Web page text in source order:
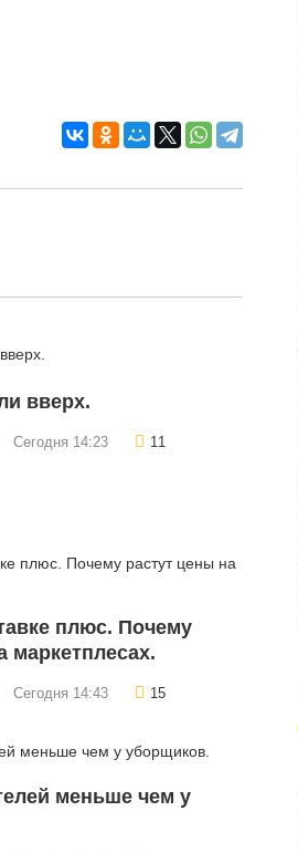
вверх.
Сегодня 14:23 11
плюс. Почему
маркетплесах.
Сегодня 14:43 15
меньше чем у